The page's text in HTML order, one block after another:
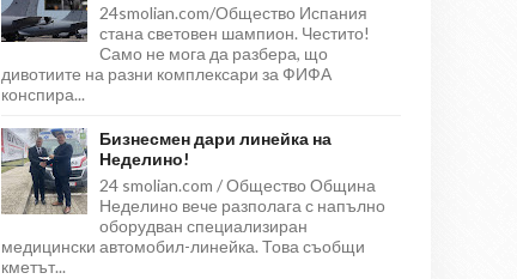
24smolian.com/Общество Испания
стана световен шампион. Честито!
Само не мога да разбера, що
дивотиите на разни комплексари за ФИФА
конспира...
Бизнесмен дари линейка на
Неделино!
24 smolian.com / Общество Община
Неделино вече разполага с напълно
оборудван специализиран
медицински автомобил-линейка. Това съобщи
кметът...